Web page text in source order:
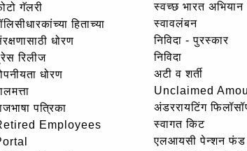
गॅलरी
हिताच्या
धोरण
रिलीज
धोरण
पत्रिका
Employees
स्वच्छ भारत अभियान
स्वावलंबन
निविदा - पुरस्कार
निविदा
अटी व शर्ती
Unclaimed
अंडररायटिंग
स्वागत किट
एलआयसी पेन्शन फंड